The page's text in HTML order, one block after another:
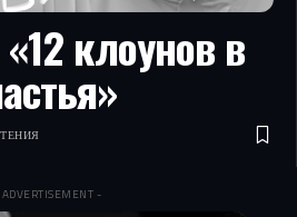
клоунов в
-